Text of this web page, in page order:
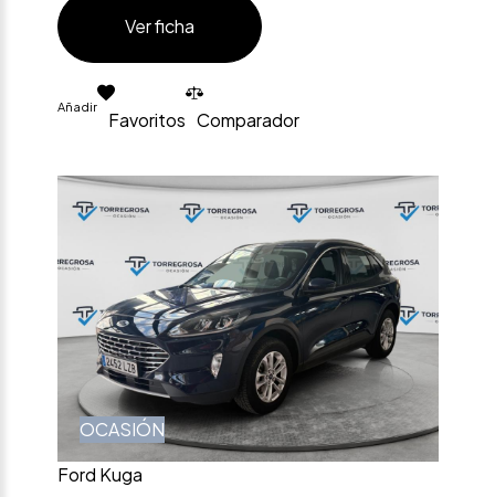
Ver ficha
Añadir
Favoritos Comparador
OCASIÓN
Ford Kuga